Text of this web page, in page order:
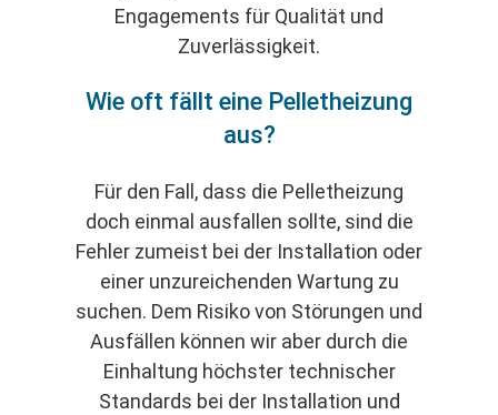
Engagements für Qualität und
Zuverlässigkeit.
Wie oft fällt eine Pelletheizung
aus?
Für den Fall, dass die Pelletheizung
doch einmal ausfallen sollte, sind die
Fehler zumeist bei der Installation oder
einer unzureichenden Wartung zu
suchen. Dem Risiko von Störungen und
Ausfällen können wir aber durch die
Einhaltung höchster technischer
Standards bei der Installation und